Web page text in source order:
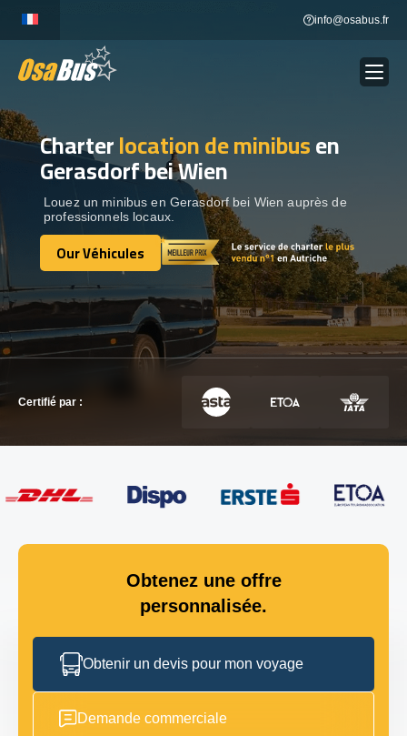
content
info@osabus.fr
LOCATION DE BUS Show dropdown
DESTINATIONS
OUR VÉHICULES
CONTACTEZ-NOUS
CONTACTEZ-NOUS
Charterlocation de minibusen
Gerasdorf bei Wien
Louez un minibus en Gerasdorf bei Wien auprès de
professionnels locaux.
Our Véhicules
Our Véhicules
Certifié par :
Obtenez une offre
personnalisée.
Obtenir un devis pour mon voyage
Demande commerciale